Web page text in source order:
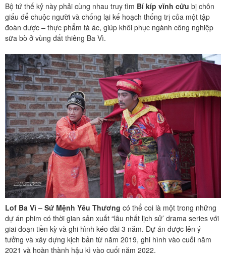
Bộ tứ thế kỷ này phải cùng nhau truy tìm Bí kíp vĩnh cửu bị chôn
giấu để chuộc người và chống lại kế hoạch thống trị của một tập
đoàn dược – thực phẩm tà ác, giúp khôi phục ngành công nghiệp
sữa bò ở vùng đất thiêng Ba Vì.
Lof Ba Vì – Sứ Mệnh Yêu Thương có thể coi là một trong những
dự án phim có thời gian sản xuất “lâu nhất lịch sử’ drama series với
giai đoạn tiền kỳ và ghi hình kéo dài 3 năm. Dự án được lên ý
tưởng và xây dựng kịch bản từ năm 2019, ghi hình vào cuối năm
2021 và hoàn thành hậu kì vào cuối năm 2022.